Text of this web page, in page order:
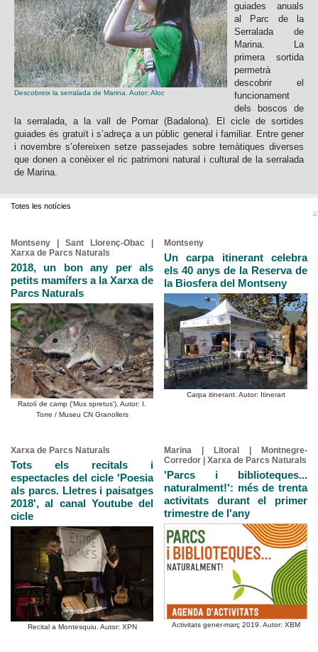
Descobreix la serralada de Marina. Autor: Aloc
guiades anuals
al Parc de la
Serralada de
Marina. La
primera sortida
permetrà
descobrir el
funcionament
dels boscos de
la serralada, a la vall de Pomar (Badalona). El cicle de sortides
guiades és gratuït i s’adreça a un públic general i familiar. Entre gener
i novembre s’ofereixen setze passejades sobre temàtiques diverses
que donen a conèixer el ric patrimoni natural i cultural de la serralada
de Marina.
Totes les notícies
Montseny | Sant Llorenç-Obac |
Xarxa de Parcs Naturals
2018, un bon any per als
petits mamífers a la Xarxa de
Parcs Naturals
Ratolí de camp ('Mus spretus'). Autor: I.
Torre / Museu CN Granollers
Montseny
Un carpa itinerant celebra
els 40 anys de la Reserva de
la Biosfera del Montseny
Carpa itinerant. Autor: Itinerart
Xarxa de Parcs Naturals
Tots els recitals i
espectacles del cicle 'Poesia
als parcs. Lletres i paisatges
2018', al canal Youtube del
cicle
Recital a Montesquiu. Autor: XPN
Marina | Litoral | Montnegre-
Corredor | Xarxa de Parcs Naturals
'Parcs i biblioteques...
naturalment!': més de trenta
activitats durant el primer
trimestre de l'any
Activitats gener-març 2019. Autor: XBM